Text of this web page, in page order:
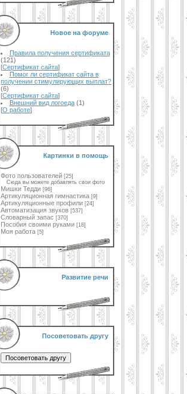
Новое на форуме
Правила получения сертификата
(121)
[Сертификат сайта]
Помог ли сертификат сайта в
получении стимулирующих выплат?
(6)
[Сертификат сайта]
Внешний вид логоеда (1)
[О работе]
Картинки в помощь
Фото пользователей [25]
Сюда вы можете добавлять свои фото
Мишки Тедди [96]
Артикуляционная гимнастика [9]
Артикуляционные профили [24]
Автоматизация звуков [537]
Словарный запас [370]
Пособия своими руками [18]
Моя работа [5]
Развитие речи
Посоветовать другу